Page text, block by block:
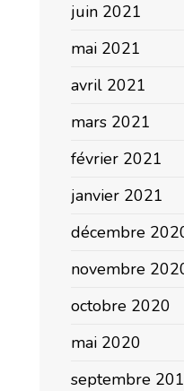
juin 2021
mai 2021
avril 2021
mars 2021
février 2021
janvier 2021
décembre
novembre
octobre 2020
mai 2020
septembre